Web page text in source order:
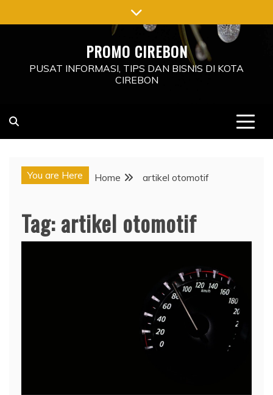
to
PROMO CIREBON
PUSAT INFORMASI, TIPS DAN BISNIS DI KOTA
CIREBON
You are Here Home artikel otomotif
Tag:artikel otomotif